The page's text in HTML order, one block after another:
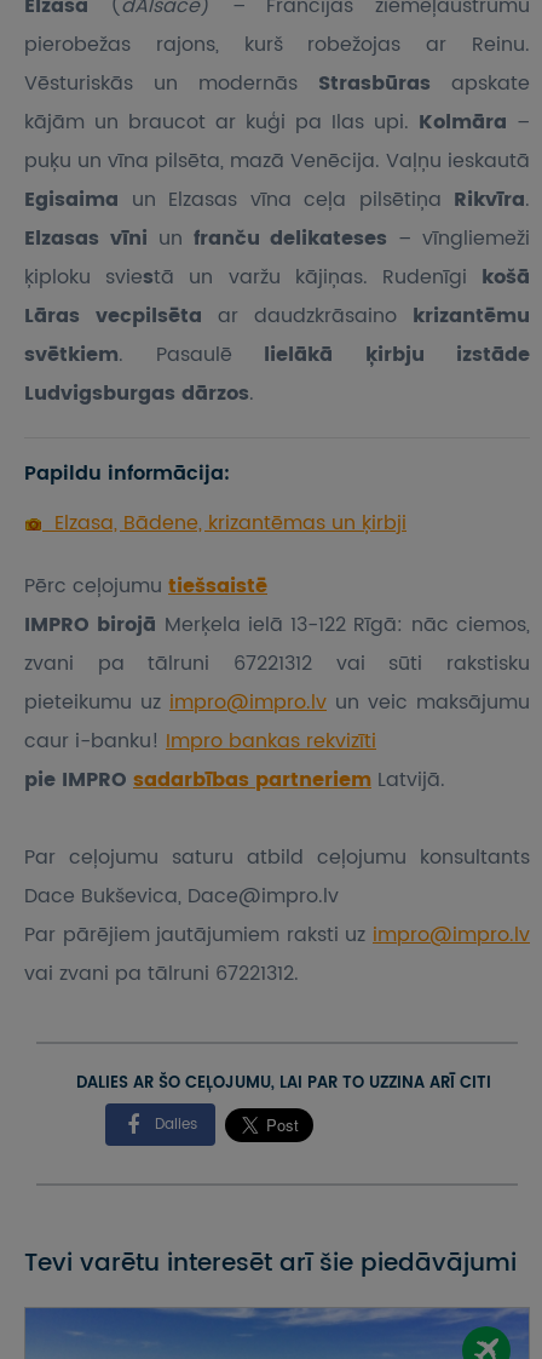
pierobežas rajons, kurš robežojas ar Reinu.
Vēsturiskās un modernās Strasbūras apskate
kājām un braucot ar kuģi pa Ilas upi. Kolmāra –
puķu un vīna pilsēta, mazā Venēcija. Vaļņu ieskautā
Egisaima un Elzasas vīna ceļa pilsētiņa Rikvīra.
Elzasas vīni un franču delikateses – vīngliemeži
ķiploku sviestā un varžu kājiņas. Rudenīgi košā
Lāras vecpilsēta ar daudzkrāsaino krizantēmu
svētkiem. Pasaulē lielākā ķirbju izstāde
Ludvigsburgas dārzos.
Papildu informācija:
Elzasa, Bādene, krizantēmas un ķirbji
Pērc ceļojumu tiešsaistē
IMPRO birojā Merķela ielā 13-122 Rīgā: nāc ciemos,
zvani pa tālruni 67221312 vai sūti rakstisku
pieteikumu uz impro@impro.lv un veic maksājumu
caur i-banku! Impro bankas rekvizīti
pie IMPRO sadarbības partneriem Latvijā.
Par ceļojumu saturu atbild ceļojumu konsultants
Dace Bukševica, Dace@impro.lv
Par pārējiem jautājumiem raksti uz impro@impro.lv
vai zvani pa tālruni 67221312.
DALIES AR ŠO CEĻOJUMU, LAI PAR TO UZZINA ARĪ CITI
Dalies
Tevi varētu interesēt arī šie piedāvājumi